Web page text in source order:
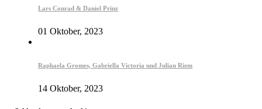
Lars Conrad & Daniel Prinz
01 Oktober, 2023
Raphaela Gromes, Gabriella Victoria und Julian Riem
14 Oktober, 2023